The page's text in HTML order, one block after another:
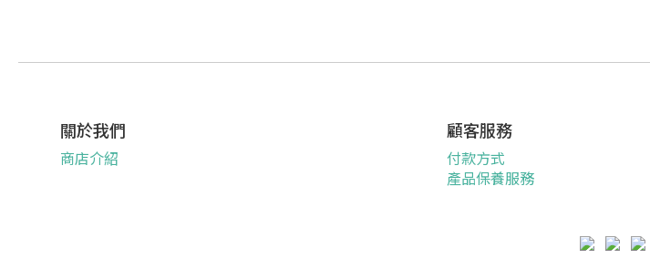
關於我們
商店介紹
顧客服務
付款方式
產品保養服務